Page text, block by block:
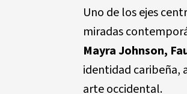
Uno de los ejes
miradas
Mayra Johnson,
identidad caribeña,
arte occidental.